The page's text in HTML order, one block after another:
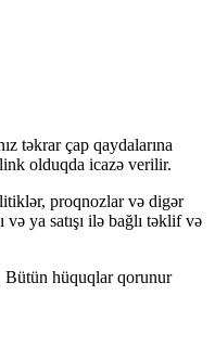
təkrar çap qaydalarına
olduqda icazə verilir.
proqnozlar və digər
və ya satışı ilə bağlı təklif və
hüquqlar qorunur